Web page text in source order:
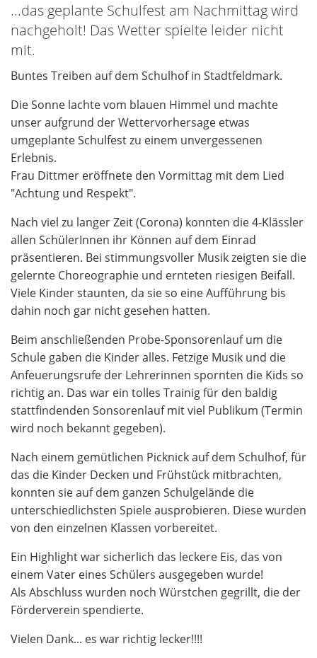
...das geplante Schulfest am Nachmittag wird
nachgeholt! Das Wetter spielte leider nicht
mit.
Buntes Treiben auf dem Schulhof in Stadtfeldmark.
Die Sonne lachte vom blauen Himmel und machte
unser aufgrund der Wettervorhersage etwas
umgeplante Schulfest zu einem unvergessenen
Erlebnis.
Frau Dittmer eröffnete den Vormittag mit dem Lied
"Achtung und Respekt".
Nach viel zu langer Zeit (Corona) konnten die 4-Klässler
allen SchülerInnen ihr Können auf dem Einrad
präsentieren. Bei stimmungsvoller Musik zeigten sie die
gelernte Choreographie und ernteten riesigen Beifall.
Viele Kinder staunten, da sie so eine Aufführung bis
dahin noch gar nicht gesehen hatten.
Beim anschließenden Probe-Sponsorenlauf um die
Schule gaben die Kinder alles. Fetzige Musik und die
Anfeuerungsrufe der Lehrerinnen spornten die Kids so
richtig an. Das war ein tolles Trainig für den baldig
stattfindenden Sonsorenlauf mit viel Publikum (Termin
wird noch bekannt gegeben).
Nach einem gemütlichen Picknick auf dem Schulhof, für
das die Kinder Decken und Frühstück mitbrachten,
konnten sie auf dem ganzen Schulgelände die
unterschiedlichsten Spiele ausprobieren. Diese wurden
von den einzelnen Klassen vorbereitet.
Ein Highlight war sicherlich das leckere Eis, das von
einem Vater eines Schülers ausgegeben wurde!
Als Abschluss wurden noch Würstchen gegrillt, die der
Förderverein spendierte.
Vielen Dank... es war richtig lecker!!!!